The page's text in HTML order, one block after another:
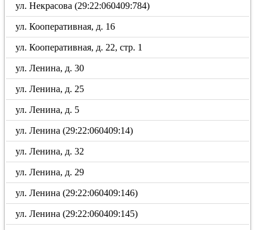
ул. Некрасова (29:22:060409:784)
ул. Кооперативная, д. 16
ул. Кооперативная, д. 22, стр. 1
ул. Ленина, д. 30
ул. Ленина, д. 25
ул. Ленина, д. 5
ул. Ленина (29:22:060409:14)
ул. Ленина, д. 32
ул. Ленина, д. 29
ул. Ленина (29:22:060409:146)
ул. Ленина (29:22:060409:145)